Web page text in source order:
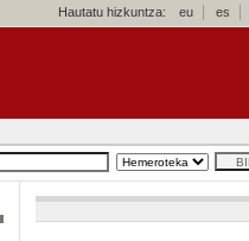
Hautatu hizkuntza: eu es